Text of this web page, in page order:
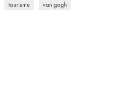
tourisme van gogh